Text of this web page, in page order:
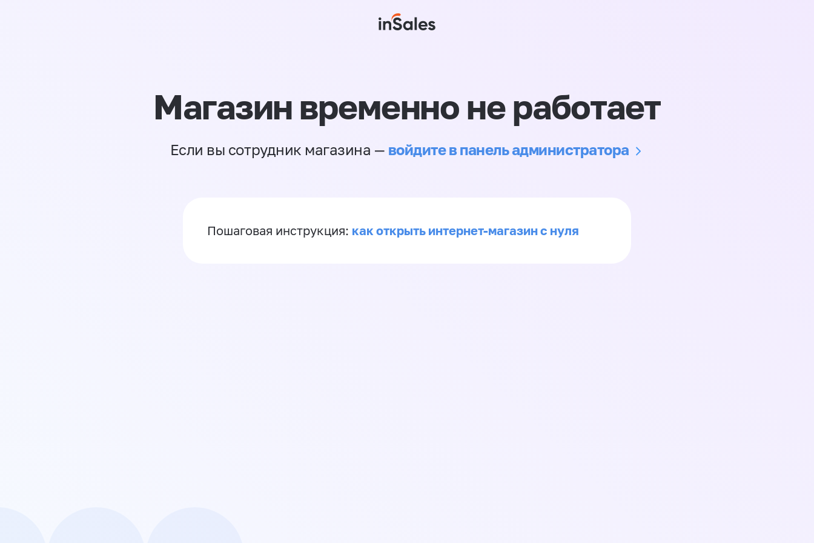
Магазин временно не работает
Если вы сотрудник магазина — войдите в панель администратора
Пошаговая инструкция: как открыть интернет-магазин с нуля